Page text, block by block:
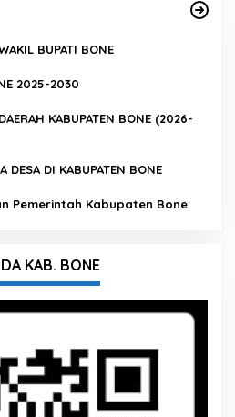
BUPATI BONE
2025-2030
KABUPATEN BONE (2026-
DESA DI KABUPATEN BONE
Pemerintah Kabupaten Bone
KAB. BONE